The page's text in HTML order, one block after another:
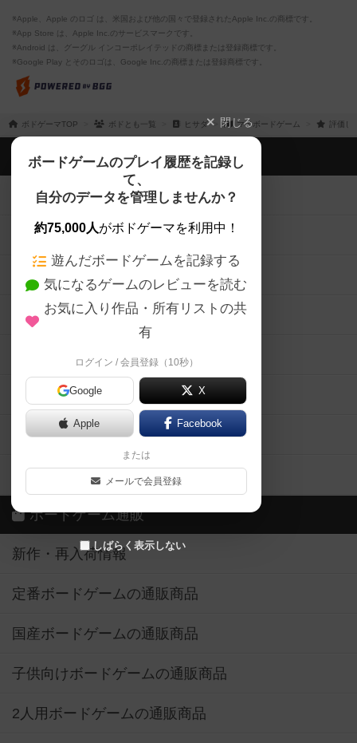
※Apple、Apple のロゴ は、米国および他の国々で登録されたApple Inc.の商標です。
※App Store は、Apple Inc.のサービスマークです。
※Android は、グーグル インコーポレイテッドの商標または登録商標です。
※Google Play とそのロゴは、Google Inc.の商標または登録商標です。
ボドゲーマTOP ボドとも一覧 ヒサダ マイボードゲーム 評価し
閉じる
ボードゲームのプレイ履歴を記録し
て、
自分のデータを管理しませんか？
約75,000人がボドゲーマを利用中！
遊んだボードゲームを記録する
気になるゲームのレビューを読む
お気に入り作品・所有リストの共
有
ログイン / 会員登録（10秒）
Google X
Apple Facebook
または
メールで会員登録
しばらく表示しない
ボドゲーマTOP
ボードゲームを検索する
ボードゲームの新着レビュー
ボードゲーム会情報
メカニクス特集
掲示板・トピックス
ボドとも・会員一覧
ボードゲーム業界コラム
ボドゲーマご利用案内
ボードゲーム通販
新作・再入荷情報
定番ボードゲームの通販商品
国産ボードゲームの通販商品
子供向けボードゲームの通販商品
2人用ボードゲームの通販商品